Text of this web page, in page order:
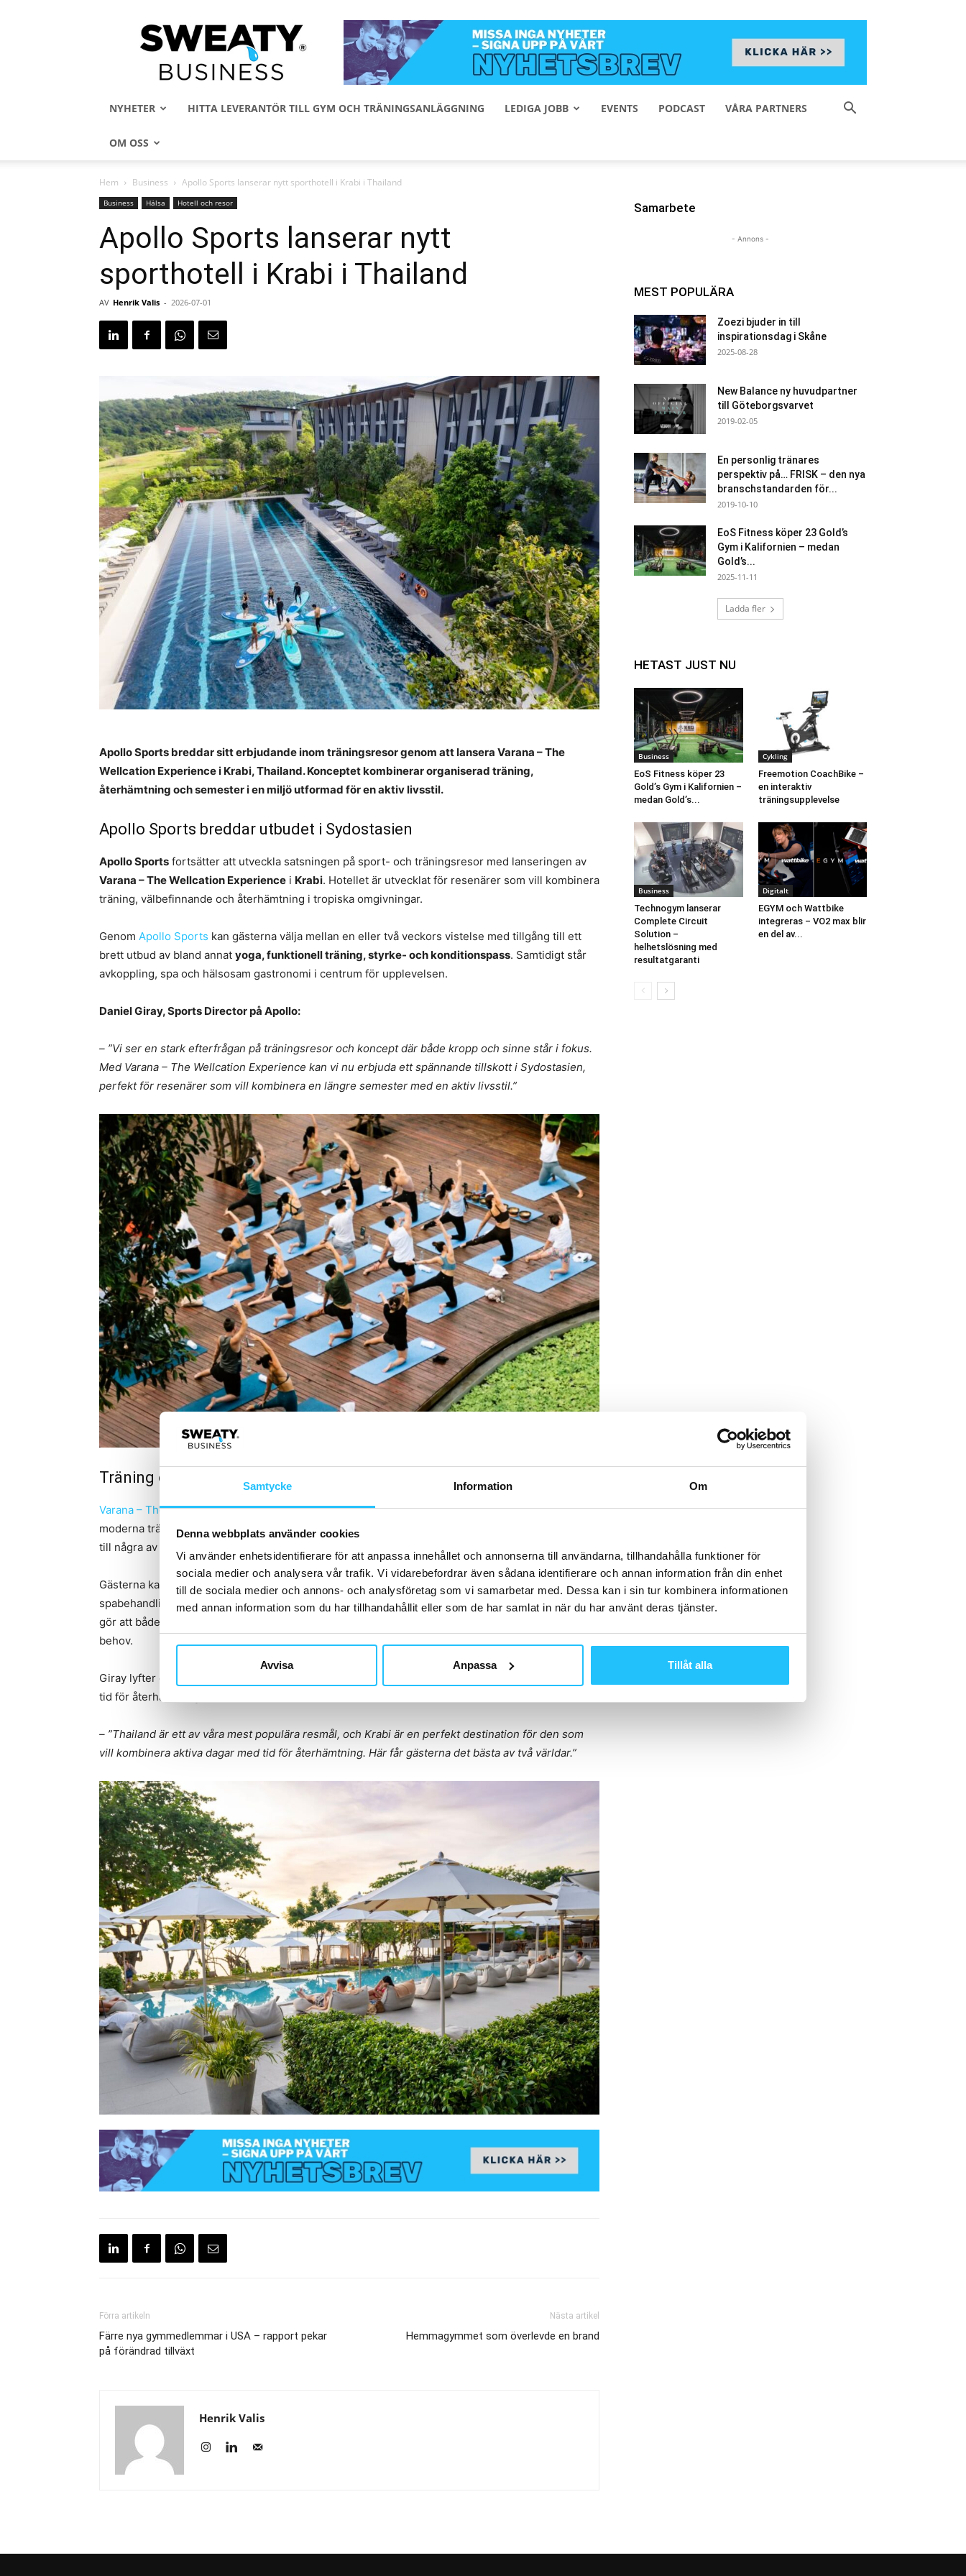
Samtycke Information Om
Denna webbplats använder cookies
Vi använder enhetsidentifierare för att anpassa innehållet och annonserna till användarna, tillhandahålla funktioner för
sociala medier och analysera vår trafik. Vi vidarebefordrar även sådana identifierare och annan information från din enhet
till de sociala medier och annons- och analysföretag som vi samarbetar med. Dessa kan i sin tur kombinera informationen
med annan information som du har tillhandahållit eller som de har samlat in när du har använt deras tjänster.
Avvisa Anpassa Tillåt alla
Sweaty
Business
NYHETER HITTA LEVERANTÖR TILL GYM OCH TRÄNINGSANLÄGGNING LEDIGA JOBB EVENTS PODCAST VÅRA PARTNERS
OM OSS
Hem Business Apollo Sports lanserar nytt sporthotell i Krabi i Thailand
Business Hälsa Hotell och resor
Apollo Sports lanserar nytt
sporthotell i Krabi i Thailand
AV Henrik Valis - 2026-07-01
Apollo Sports breddar sitt erbjudande inom träningsresor genom att lansera Varana – The
Wellcation Experience i Krabi, Thailand. Konceptet kombinerar organiserad träning,
återhämtning och semester i en miljö utformad för en aktiv livsstil.
Apollo Sports breddar utbudet i Sydostasien
Apollo Sports fortsätter att utveckla satsningen på sport- och träningsresor med lanseringen av
Varana – The Wellcation Experience i Krabi. Hotellet är utvecklat för resenärer som vill kombinera
träning, välbefinnande och återhämtning i tropiska omgivningar.
Genom Apollo Sports kan gästerna välja mellan en eller två veckors vistelse med tillgång till ett
brett utbud av bland annat yoga, funktionell träning, styrke- och konditionspass. Samtidigt står
avkoppling, spa och hälsosam gastronomi i centrum för upplevelsen.
Daniel Giray, Sports Director på Apollo:
– ”Vi ser en stark efterfrågan på träningsresor och koncept där både kropp och sinne står i fokus.
Med Varana – The Wellcation Experience kan vi nu erbjuda ett spännande tillskott i Sydostasien,
perfekt för resenärer som vill kombinera en längre semester med en aktiv livsstil.”
Träning och återhämtning i tropisk miljö
Varana – The Wellcation Experienceligger vidKlong Muang-strandeni Krabi och erbjuder
moderna träningsfaciliteter, flera pooler anpassade för både träning och avkoppling samt närhet
till några av Thailands mest uppskattade naturupplevelser.
Gästerna kan kombinera organiserade träningspass med avkopplande dagar på stranden,
spabehandlingar och upplevelser i den omgivande naturen. Kombinationen av struktur och frihet
gör att både nybörjare och erfarna träningsentusiaster kan hitta ett upplägg som passar deras
behov.
Giray lyfter också fram Thailand som ett resmål där en aktiv semester enkelt kan kombineras med
tid för återhämtning.
– ”Thailand är ett av våra mest populära resmål, och Krabi är en perfekt destination för den som
vill kombinera aktiva dagar med tid för återhämtning. Här får gästerna det bästa av två världar.”
Förra artikeln
Färre nya gymmedlemmar i USA – rapport pekar
på förändrad tillväxt
Nästa artikel
Hemmagymmet som överlevde en brand
Henrik Valis
Samarbete
- Annons -
MEST POPULÄRA
Zoezi bjuder in till
inspirationsdag i Skåne
2025-08-28
New Balance ny huvudpartner
till Göteborgsvarvet
2019-02-05
En personlig tränares
perspektiv på… FRISK – den nya
branschstandarden för...
2019-10-10
EoS Fitness köper 23 Gold’s
Gym i Kalifornien – medan
Gold’s...
2025-11-11
Ladda fler
HETAST JUST NU
Business
EoS Fitness köper 23
Gold’s Gym i Kalifornien –
medan Gold’s...
Cykling
Freemotion CoachBike –
en interaktiv
träningsupplevelse
Business
Technogym lanserar
Complete Circuit
Solution –
helhetslösning med
resultatgaranti
Digitalt
EGYM och Wattbike
integreras – VO2 max blir
en del av...